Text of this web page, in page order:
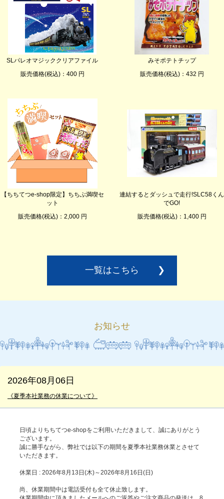
SLパレオマジッククリアファイル
販売価格(税込)：400 円
みそポテトチップ
販売価格(税込)：432 円
【ちちてつe-shop限定】ちちぶ満喫セ
ット
販売価格(税込)：2,000 円
連結するとダッシュで走行!SLC58くん
でGO!
販売価格(税込)：1,400 円
一覧はこちら ❯
お知らせ
2026年08月06日
《夏季本社業務の休業について》
日頃よりちちてつe-shopをご利用いただきまして、誠にありがとう
ございます。
誠に勝手ながら、弊社では以下の期間を夏季本社業務休業とさせて
いただきます。
休業日 : 2026年8月13日(木)～2026年8月16日(日)
尚、休業期間中は電話受付も全て休止致します。